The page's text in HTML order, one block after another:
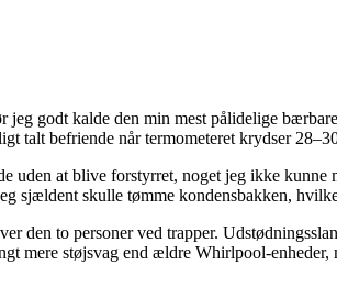
godt kalde den min mest pålidelige
talt befriende når termometeret krydser
at blive forstyrret, noget jeg ikke kunne
sjældent skulle tømme kondensbakken,
den to personer ved trapper.
mere støjsvag end ældre Whirlpool-